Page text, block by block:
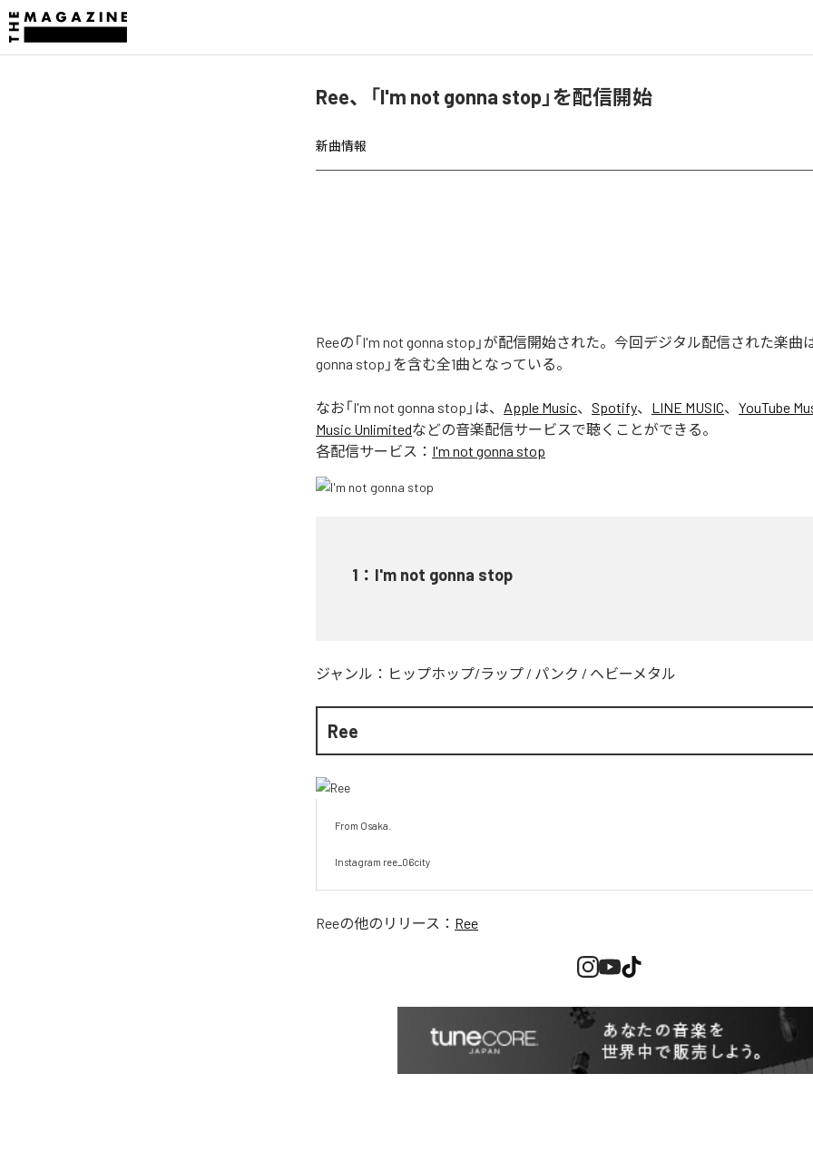
Ree、「I'm not gonna stop」を配信開始
新曲情報
Reeの「I'm not gonna stop」が配信開始された。今回デジタル配信された楽曲
gonna stop」を含む全1曲となっている。
なお「I'm not gonna stop 」は、 Apple Music、 Spotify、 LINE MUSIC、 YouTube
Music Unlimitedなどの音楽配信サービスで聴くことができる。
各配信サービス： I'm not gonna stop
1 ： I'm not gonna stop
ジャンル： ヒップホップ/ラップ / パンク / ヘビーメタル
Ree
From Osaka.
Instagram ree_06city
Reeの他のリリース： Ree